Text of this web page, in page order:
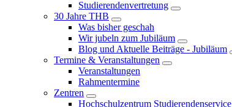
Studierendenvertretung
30 Jahre THB
Was bisher geschah
Wir jubeln zum Jubiläum
Blog und Aktuelle Beiträge - Jubiläum
Termine & Veranstaltungen
Veranstaltungen
Rahmentermine
Zentren
Hochschulzentrum Studierendenservice